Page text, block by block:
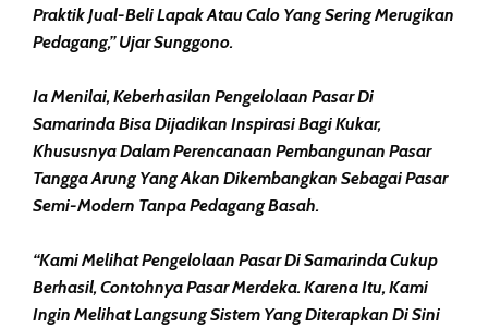
Praktik Jual-Beli Lapak Atau Calo Yang Sering Merugikan
Pedagang,” Ujar Sunggono.
Ia Menilai, Keberhasilan Pengelolaan Pasar Di
Samarinda Bisa Dijadikan Inspirasi Bagi Kukar,
Khususnya Dalam Perencanaan Pembangunan Pasar
Tangga Arung Yang Akan Dikembangkan Sebagai Pasar
Semi-Modern Tanpa Pedagang Basah.
“Kami Melihat Pengelolaan Pasar Di Samarinda Cukup
Berhasil, Contohnya Pasar Merdeka. Karena Itu, Kami
Ingin Melihat Langsung Sistem Yang Diterapkan Di Sini